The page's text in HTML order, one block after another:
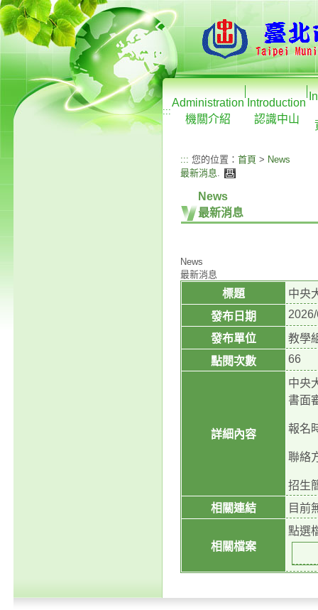
:::
Administration
機關介紹
Introduction
認識中山
::: 您的位置： 首頁 > News
最新消息.
News
最新消息
News
最新消息
標題
中央
發布日期
發布單位
教學
點閱次數
66
詳細內容
中央
書面
報名
聯絡
招生
相關連結
目前
相關檔案
點選